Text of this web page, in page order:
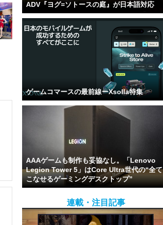
ADV『ヨグ=ソトースの庭』が日本語対応
ゲームコマースの最前線ーXsolla特集
AAAゲームも制作も妥協なし。「Lenovo
Legion Tower 5」はCore Ultra世代の“全て
こなせるゲーミングデスクトップ”
連載・注目記事